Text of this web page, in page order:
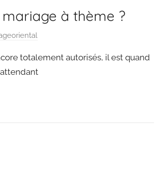
à thème ?
totalement autorisés, il est quand